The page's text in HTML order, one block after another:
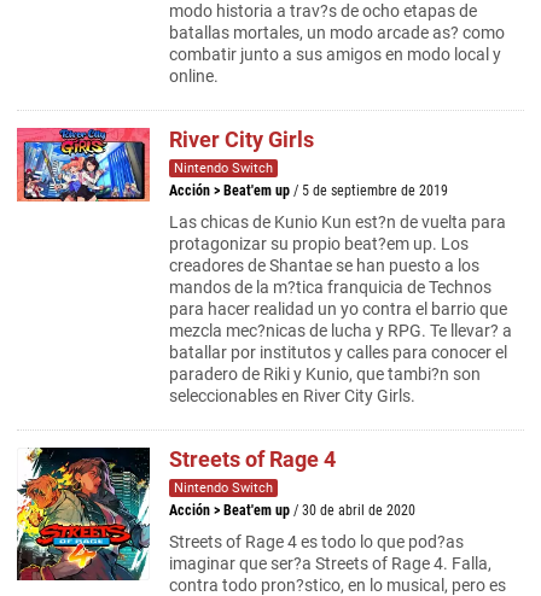
modo historia a trav?s de ocho etapas de
batallas mortales, un modo arcade as? como
combatir junto a sus amigos en modo local y
online.
River City Girls
Nintendo Switch
Acción > Beat'em up / 5 de septiembre de 2019
Las chicas de Kunio Kun est?n de vuelta para
protagonizar su propio beat?em up. Los
creadores de Shantae se han puesto a los
mandos de la m?tica franquicia de Technos
para hacer realidad un yo contra el barrio que
mezcla mec?nicas de lucha y RPG. Te llevar? a
batallar por institutos y calles para conocer el
paradero de Riki y Kunio, que tambi?n son
seleccionables en River City Girls.
Streets of Rage 4
Nintendo Switch
Acción > Beat'em up / 30 de abril de 2020
Streets of Rage 4 es todo lo que pod?as
imaginar que ser?a Streets of Rage 4. Falla,
contra todo pron?stico, en lo musical, pero es